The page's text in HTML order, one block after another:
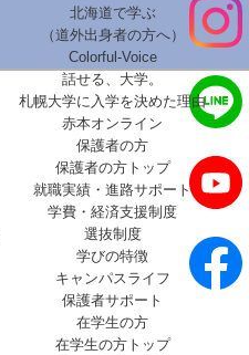
北海道で学ぶ
（道外出身者の方へ）
Colorful-Voice
話せる、大学。
札幌大学に入学を決めた理由
赤本オンライン
保護者の方
保護者の方トップ
就職実績・進路サポート
学費・経済支援制度
選抜制度
学びの特徴
キャンパスライフ
保護者サポート
在学生の方
在学生の方トップ